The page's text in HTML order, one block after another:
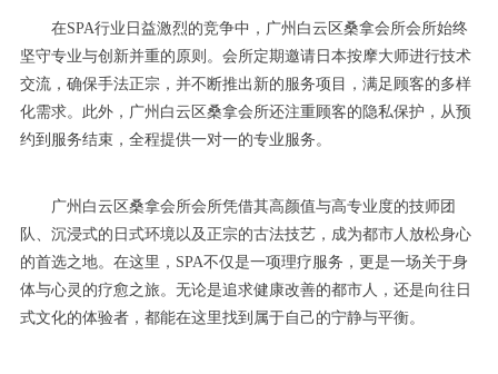
在SPA行业日益激烈的竞争中，广州白云区桑拿会所会所始终
坚守专业与创新并重的原则。会所定期邀请日本按摩大师进行技术
交流，确保手法正宗，并不断推出新的服务项目，满足顾客的多样
化需求。此外，广州白云区桑拿会所还注重顾客的隐私保护，从预
约到服务结束，全程提供一对一的专业服务。
广州白云区桑拿会所会所凭借其高颜值与高专业度的技师团
队、沉浸式的日式环境以及正宗的古法技艺，成为都市人放松身心
的首选之地。在这里，SPA不仅是一项理疗服务，更是一场关于身
体与心灵的疗愈之旅。无论是追求健康改善的都市人，还是向往日
式文化的体验者，都能在这里找到属于自己的宁静与平衡。